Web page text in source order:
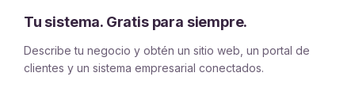
Tu sistema. Gratis para siempre.
Describe tu negocio y obtén un sitio web, un portal de
clientes y un sistema empresarial conectados.